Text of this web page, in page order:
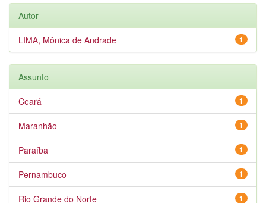
Autor
1
LIMA, Mônica de Andrade
Assunto
1
Ceará
1
Maranhão
1
Paraíba
1
Pernambuco
1
Rio Grande do Norte